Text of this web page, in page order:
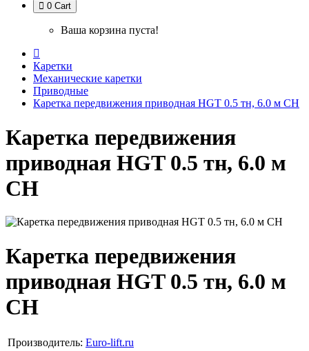
0 Cart
Ваша корзина пуста!
Каретки
Механические каретки
Приводные
Каретка передвижения приводная HGT 0.5 тн, 6.0 м СН
Каретка передвижения
приводная HGT 0.5 тн, 6.0 м
СН
Каретка передвижения
приводная HGT 0.5 тн, 6.0 м
СН
Производитель: Euro-lift.ru